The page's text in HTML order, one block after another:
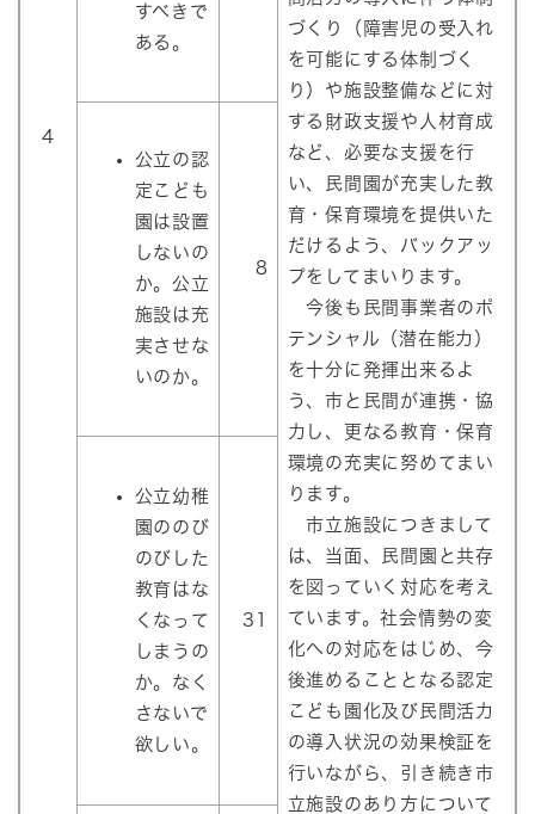
4
づくり（障害児の受入れ
を可能にする体制づく
り）や施設整備などに対
する財政支援や人材育成
など、必要な支援を行
い、民間園が充実した教
育・保育環境を提供いた
だけるよう、バックアッ
プをしてまいります。
今後も民間事業者のポ
テンシャル（潜在能力）
を十分に発揮出来るよ
う、市と民間が連携・協
力し、更なる教育・保育
環境の充実に努めてまい
ります。
市立施設につきまして
は、当面、民間園と共存
を図っていく対応を考え
ています。社会情勢の変
化への対応をはじめ、今
後進めることとなる認定
こども園化及び民間活力
の導入状況の効果検証を
行いながら、引き続き市
立施設のあり方について
すべきで
ある。
公立の認
定こども
園は設置
しないの
か。公立
施設は充
実させな
いのか。
8
公立幼稚
園ののび
のびした
教育はな
くなって
しまうの
か。なく
さないで
欲しい。
31